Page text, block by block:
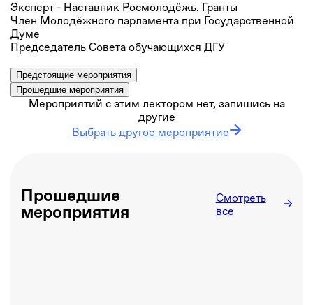
Эксперт - Наставник Росмолодёжь. Гранты
Член Молодёжного парламента при Государственной
Думе
Председатель Совета обучающихся ДГУ
Предстоящие мероприятия
Прошедшие мероприятия
Мероприятий с этим лектором нет, запишись на
другие
Выбрать другое мероприятие
Прошедшие
мероприятия
Смотреть
все